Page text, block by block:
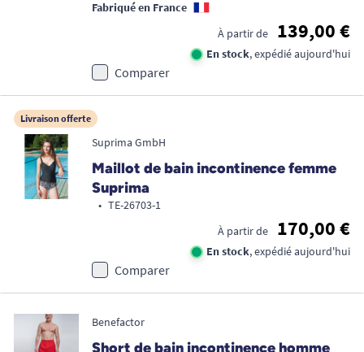
Fabriqué en France
À partir de
139,00 €
En stock, expédié aujourd'hui
Comparer
Livraison offerte
Suprima GmbH
Maillot de bain incontinence femme
Suprima
• TE-26703-1
À partir de
170,00 €
En stock, expédié aujourd'hui
Comparer
Benefactor
Short de bain incontinence homme